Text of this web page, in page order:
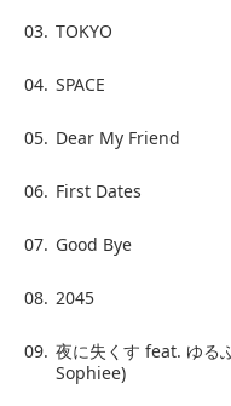
03. TOKYO
04. SPACE
05. Dear My Friend
06. First Dates
07. Good Bye
08. 2045
09. 夜に失くす feat. ゆる
Sophiee)